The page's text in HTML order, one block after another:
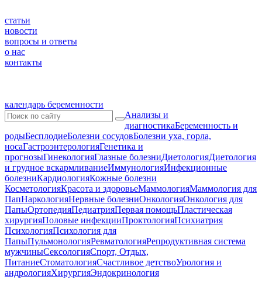
статьи
новости
вопросы и ответы
о нас
контакты
календарь беременности
Анализы и
диагностикаБеременность и
родыБесплодиеБолезни сосудовБолезни уха, горла,
носаГастроэнтерологияГенетика и
прогнозыГинекологияГлазные болезниДиетологияДиетология
и грудное вскармливаниеИммунологияИнфекционные
болезниКардиологияКожные болезни
КосметологияКрасота и здоровьеМаммологияМаммология для
ПапНаркологияНервные болезниОнкологияОнкология для
ПапыОртопедияПедиатрияПервая помощьПластическая
хирургияПоловые инфекцииПроктологияПсихиатрия
ПсихологияПсихология для
ПапыПульмонологияРевматологияРепродуктивная система
мужчиныСексологияСпорт, Отдых,
ПитаниеСтоматологияСчастливое детствоУрология и
андрологияХирургияЭндокринология